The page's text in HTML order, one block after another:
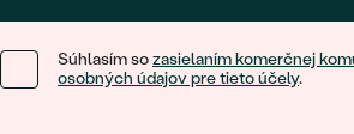
Súhlasím sozasielaním komerčnej
osobných údajov pre tieto účely.